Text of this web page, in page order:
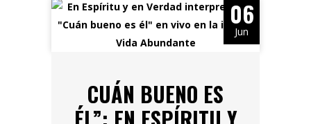
06
Jun
CUÁN BUENO ES